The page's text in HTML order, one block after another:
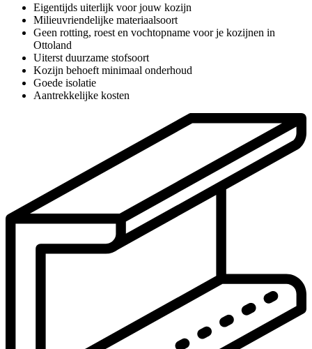
Eigentijds uiterlijk voor jouw kozijn
Milieuvriendelijke materiaalsoort
Geen rotting, roest en vochtopname voor je kozijnen in
Ottoland
Uiterst duurzame stofsoort
Kozijn behoeft minimaal onderhoud
Goede isolatie
Aantrekkelijke kosten